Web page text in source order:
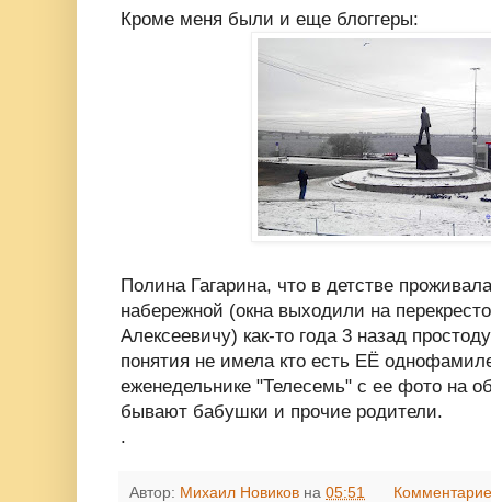
Кроме меня были и еще блоггеры:
Полина Гагарина, что в детстве
набережной (окна выходили на
Алексеевичу) как-то года 3 назад
понятия не имела кто есть ЕЁ
еженедельнике "Телесемь" с ее фото на
бывают бабушки и прочие родители.
.
Автор: Михаил Новиков на 05:51